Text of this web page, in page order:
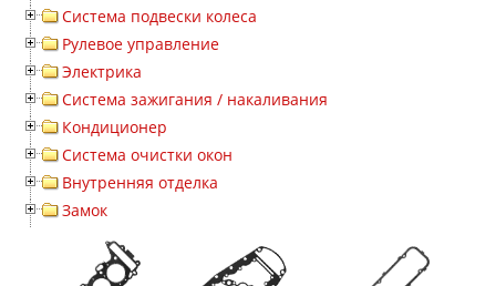
Система подвески колеса
Рулевое управление
Электрика
Система зажигания / накаливания
Кондиционер
Система очистки окон
Внутренняя отделка
Замок